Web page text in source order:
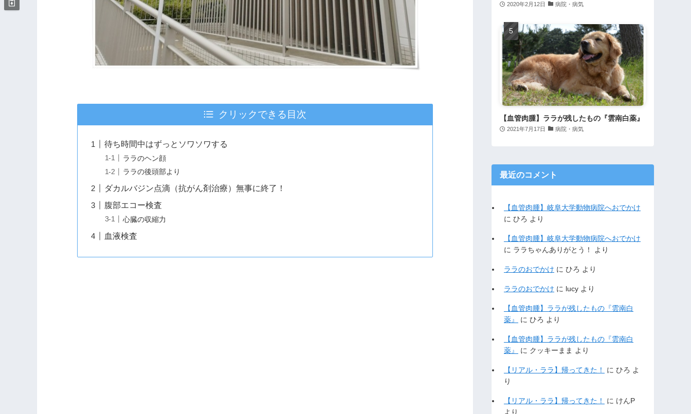
クリックできる目次
待ち時間中はずっとソワソワする
ララのヘン顔
ララの後頭部より
ダカルバジン点滴（抗がん剤治療）無事に終了！
腹部エコー検査
心臓の収縮力
血液検査
2020年2月12日 病院・病気
【血管肉腫】ララが残したもの『雲南白薬』
2021年7月17日 病院・病気
最近のコメント
【血管肉腫】岐阜大学動物病院へおでかけ
に ひろ より
【血管肉腫】岐阜大学動物病院へおでかけ
に ララちゃんありがとう！ より
ララのおでかけ に ひろ より
ララのおでかけ に lucy より
【血管肉腫】ララが残したもの『雲南白
薬』
に ひろ より
【血管肉腫】ララが残したもの『雲南白
薬』
に クッキーまま より
【リアル・ララ】帰ってきた！ に ひろ よ
り
【リアル・ララ】帰ってきた！ に けんP
より